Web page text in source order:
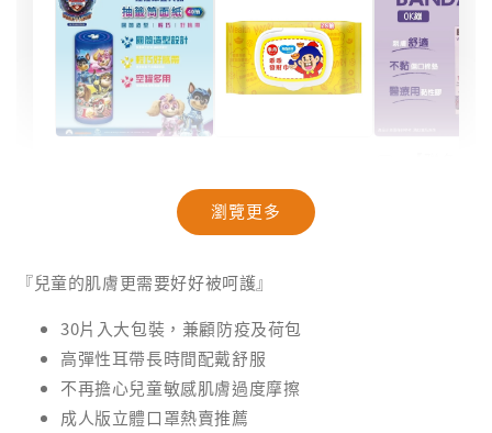
筒面紙｜40抽
NT$ 29
乖聯名款濕紙巾
｜乖乖發財巾｜
28抽/88抽
NT$ 30
瀏覽更多
『兒童的肌膚更需要好好被呵護』
30片入大包裝，兼顧防疫及荷包
高彈性耳帶長時間配戴舒服
不再擔心兒童敏感肌膚過度摩擦
成人版立體口罩熱賣推薦